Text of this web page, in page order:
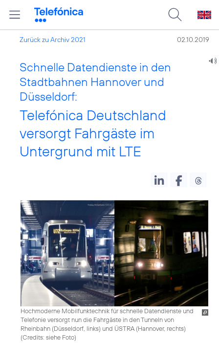
Zurück zu Archiv 2021 02.10.2019
Schnelle Datendienste in den
Stadtbahnen Hannover und
Düsseldorf:
Telefónica Deutschland
versorgt Fahrgäste im
Untergrund mit LTE
Hochmoderne Mobilfunktechnik für schnelle Datendienste und
Telefonie versorgt nun die Fahrgäste in den Tunneln von
Rheinbahn (Düsseldorf, links) und ÜSTRA (Hannover, rechts)
(Credits: siehe Foto)